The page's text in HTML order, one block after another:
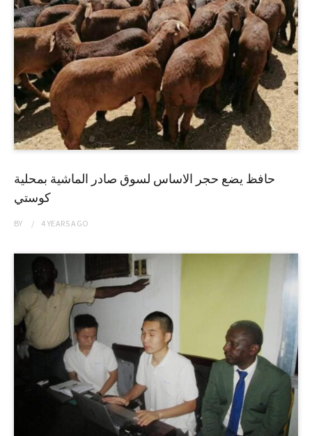
حافظ يضع حجر الاساس لسوق صادر الماشية بمحلية
كوستي
BY 4 YEARSAGO